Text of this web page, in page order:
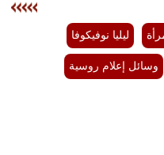
ليليا نوفيكوفا
وسائل إعلام روسية